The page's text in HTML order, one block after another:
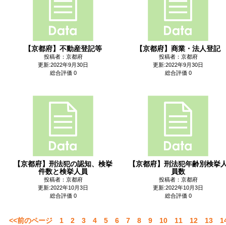
【京都府】不動産登記等
投稿者：京都府
更新:2022年9月30日
総合評価 0
【京都府】商業・法人登記
投稿者：京都府
更新:2022年9月30日
総合評価 0
【京都府】刑法犯の認知、検挙
件数と検挙人員
投稿者：京都府
更新:2022年10月3日
総合評価 0
【京都府】刑法犯年齢別検挙
員数
投稿者：京都府
更新:2022年10月3日
総合評価 0
<<前のページ 1 2 3 4 5 6 7 8 9 10 11 12 13